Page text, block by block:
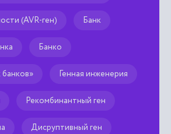
(AVR-ген) Банк
Банко
Генная инженерия
Рекомбинантный ген
Дисруптивный ген